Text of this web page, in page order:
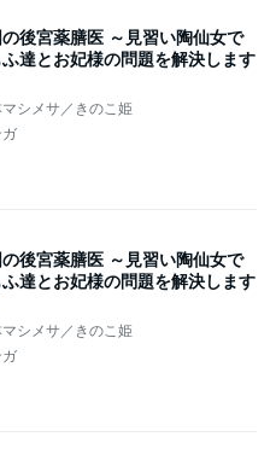
#コミカライズ化
後宮薬膳医 ～見習い陶仙女で
達とお妃様の問題を解決します
シメサ／きのこ姫
後宮薬膳医 ～見習い陶仙女で
達とお妃様の問題を解決します
シメサ／きのこ姫